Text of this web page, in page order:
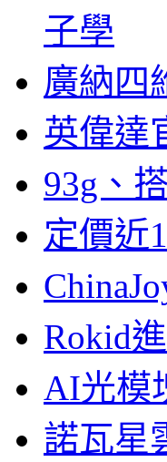
子學
廣納四
英偉達
93g、
定價近
Rokid
AI光模
諾瓦星